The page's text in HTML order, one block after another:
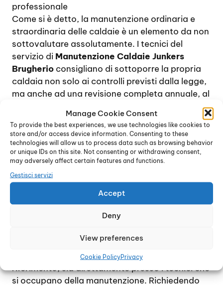
Manage Cookie Consent
To provide the best experiences, we use technologies like cookies to
store and/or access device information. Consenting to these
technologies will allow us to process data such as browsing behavior
or unique IDs on this site. Not consenting or withdrawing consent,
may adversely affect certain features and functions.
Gestisci servizi
Accept
Deny
View preferences
Cookie PolicyPrivacy
professionale
Come si è detto, la manutenzione ordinaria e
straordinaria delle caldaie è un elemento da non
sottovalutare assolutamente. I tecnici del
servizio di Manutenzione Caldaie Junkers
Brugherio consigliano di sottoporre la propria
caldaia non solo ai controlli previsti dalla legge,
ma anche ad una revisione completa annuale, al
dispositivo e di provvedere, se necessario, alla
sostituzione dei pezzi di ricambio usurati.
Per quanto riguarda la manutenzione
obbligatoria delle caldaie, normalmente sui
anni, e consiste in un controllo generale delle
condizioni della caldaia oltre alla verifica dei
residui di combustione e al rilascio del bollino
modifiche frequenti, si consiglia di informarsi
preventivamente sia presso il Comune di
riferimento, sia direttamente presso i tecnici che
si occupano della manutenzione. Richiedendo